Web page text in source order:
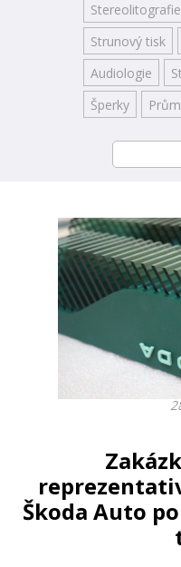
Stereolitografie
Strunový tisk
Audiologie
Šperky
Škoda Auto